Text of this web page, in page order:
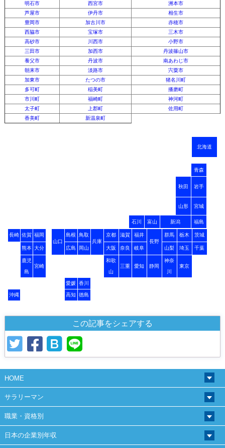
明石市
西宮市
洲本市
芦屋市
伊丹市
相生市
豊岡市
加古川市
赤穂市
西脇市
宝塚市
三木市
高砂市
川西市
小野市
三田市
加西市
丹波篠山市
養父市
丹波市
南あわじ市
朝来市
淡路市
宍粟市
加東市
たつの市
猪名川町
多可町
稲美町
播磨町
市川町
福崎町
神河町
太子町
上郡町
佐用町
香美町
新温泉町
北海道
青森
秋田 岩手
山形 宮城
石川 富山 新潟 福島
長崎 佐賀 福岡
山口
島根
鳥取
兵庫
京都 滋賀
福井
長野
群馬 栃木 茨城
熊本 大分 広島 岡山 大阪 奈良 岐阜 山梨 埼玉 千葉
鹿児
島
宮崎
和歌
山
三重 愛知 静岡
神奈
川
東京
愛媛 香川
沖縄 高知 徳島
この記事をシェアする
HOME
サラリーマン
職業・資格別
日本の企業別年収